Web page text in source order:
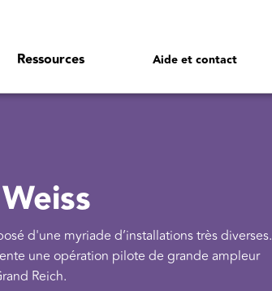
Ressources Aide et contact
d'une myriade d’installations très diverses.
une opération pilote de grande ampleur
Reich.